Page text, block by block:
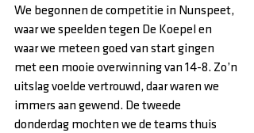
We begonnen de competitie in Nunspeet,
waar we speelden tegen De Koepel en
waar we meteen goed van start gingen
met een mooie overwinning van 14-8. Zo’n
uitslag voelde vertrouwd, daar waren we
immers aan gewend. De tweede
donderdag mochten we de teams thuis